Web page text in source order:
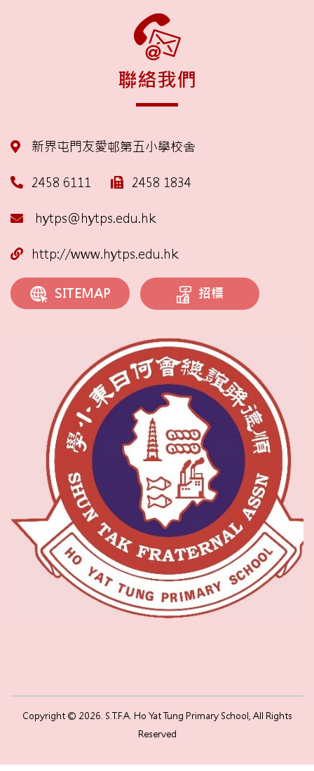
聯絡我們
新界屯門友愛邨第五小學校舍
2458 6111 2458 1834
hytps@hytps.edu.hk
http://www.hytps.edu.hk
SITEMAP 招標
Copyright © 2026. S.T.F.A. Ho Yat Tung Primary School, All Rights
Reserved